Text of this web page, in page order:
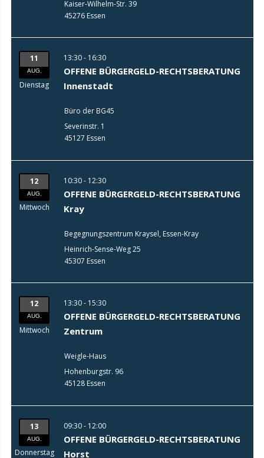
Kaiser-Wilhelm-Str. 39
45276 Essen
11
AUG.
Dienstag
13:30 - 16:30
OFFENE BÜRGERGELD-RECHTSBERATUNG
Innenstadt
Büro der BG45
Severinstr. 1
45127 Essen
12
AUG.
Mittwoch
10:30 - 12:30
OFFENE BÜRGERGELD-RECHTSBERATUNG
Kray
Begegnungszentrum Kraysel, Essen-Kray
Heinrich-Sense-Weg 25
45307 Essen
12
AUG.
Mittwoch
13:30 - 15:30
OFFENE BÜRGERGELD-RECHTSBERATUNG
Zentrum
Weigle-Haus
Hohenburgstr. 96
45128 Essen
13
AUG.
Donnerstag
09:30 - 12:00
OFFENE BÜRGERGELD-RECHTSBERATUNG
Horst